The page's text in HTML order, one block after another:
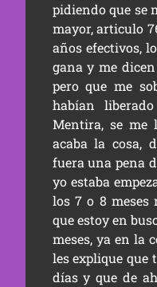
pidiendo que se
mayor, articulo
años efectivos,
gana y me
pero que me
habían
Mentira, se me
acaba la cosa,
fuera una pena
yo estaba
los 7 o 8 meses
que estoy en
meses, ya en la
les explique que
días y que de